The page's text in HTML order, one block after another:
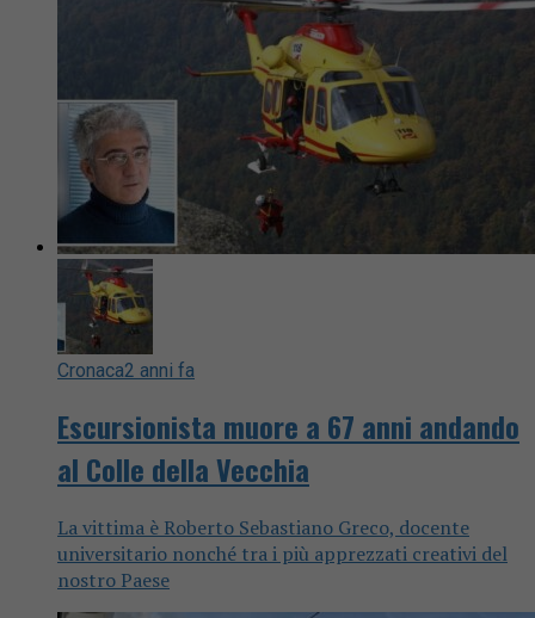
Cronaca2 anni fa
Escursionista muore a 67 anni andando
al Colle della Vecchia
La vittima è Roberto Sebastiano Greco, docente
universitario nonché tra i più apprezzati creativi del
nostro Paese